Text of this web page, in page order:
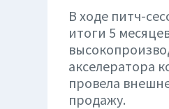
В ходе питч-
итоги 5
акселератора
провела
продажу.